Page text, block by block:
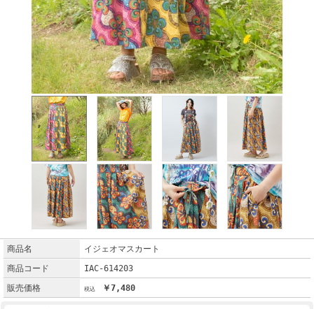
商品名
イジェオマスカート
商品コード
IAC-614203
販売価格
￥7,480